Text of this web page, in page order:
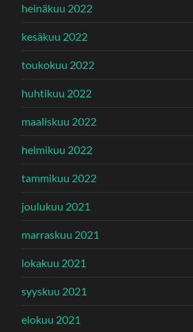
heinäkuu 2022
kesäkuu 2022
toukokuu 2022
huhtikuu 2022
maaliskuu 2022
helmikuu 2022
tammikuu 2022
joulukuu 2021
marraskuu 2021
lokakuu 2021
syyskuu 2021
elokuu 2021